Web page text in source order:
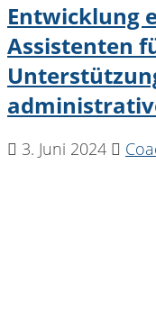
Entwicklung
Assistenten
3. Juni 2024